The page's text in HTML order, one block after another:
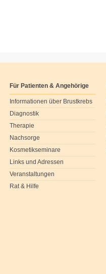
Für Patienten & Angehörige
Informationen über Brustkrebs
Diagnostik
Therapie
Nachsorge
Kosmetikseminare
Links und Adressen
Veranstaltungen
Rat & Hilfe